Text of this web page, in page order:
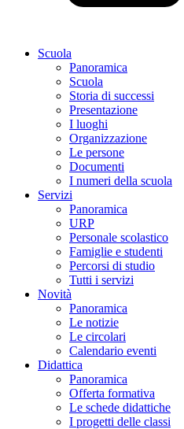
Scuola
Panoramica
Scuola
Storia di successi
Presentazione
I luoghi
Organizzazione
Le persone
Documenti
I numeri della scuola
Servizi
Panoramica
URP
Personale scolastico
Famiglie e studenti
Percorsi di studio
Tutti i servizi
Novità
Panoramica
Le notizie
Le circolari
Calendario eventi
Didattica
Panoramica
Offerta formativa
Le schede didattiche
I progetti delle classi